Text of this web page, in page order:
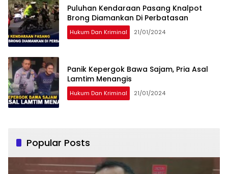
Puluhan Kendaraan Pasang Knalpot
Brong Diamankan Di Perbatasan
Hukum Dan Kriminal 21/01/2024
Panik Kepergok Bawa Sajam, Pria Asal
Lamtim Menangis
Hukum Dan Kriminal 21/01/2024
Popular Posts